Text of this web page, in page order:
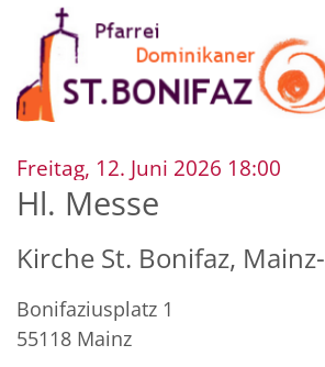
Zum Inhalt springen
Freitag, 12. Juni 2026 18:00
Hl. Messe
Kirche St. Bonifaz,
Bonifaziusplatz 1
55118 Mainz